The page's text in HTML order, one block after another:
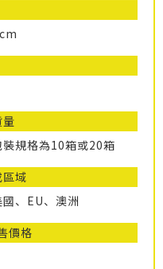
規格為10箱或20箱
域
、EU、澳洲
價格